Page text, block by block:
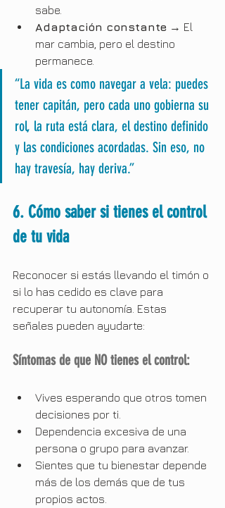
sabe.
Adaptación constante → El
mar cambia, pero el destino
permanece.
“La vida es como navegar a vela: puedes
tener capitán, pero cada uno gobierna su
rol, la ruta está clara, el destino definido
y las condiciones acordadas. Sin eso, no
hay travesía, hay deriva.”
6. Cómo saber si tienes el control
de tu vida
Reconocer si estás llevando el timón o
si lo has cedido es clave para
recuperar tu autonomía. Estas
señales pueden ayudarte:
Síntomas de que NO tienes el control:
Vives esperando que otros tomen
decisiones por ti.
Dependencia excesiva de una
persona o grupo para avanzar.
Sientes que tu bienestar depende
más de los demás que de tus
propios actos.